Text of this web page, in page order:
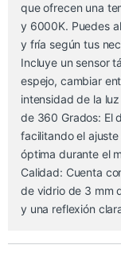
que ofrecen una
y 6000K. Puedes
y fría según tus
Incluye un sensor
espejo, cambiar
intensidad de la
de 360 Grados: El
facilitando el
óptima durante el
Calidad: Cuenta
de vidrio de 3 mm
y una reflexión